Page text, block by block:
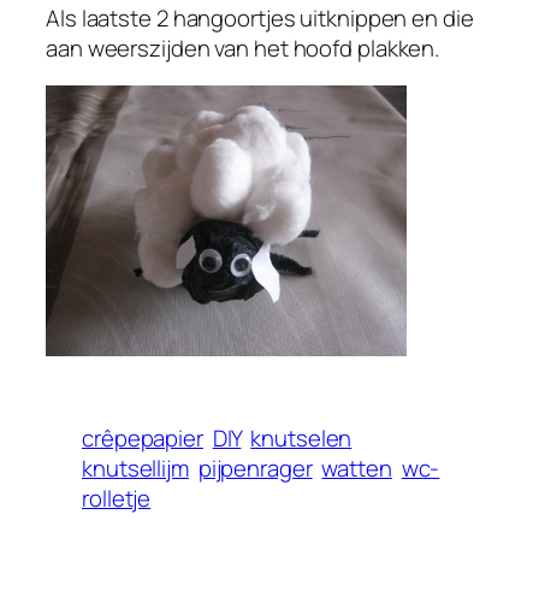
Als laatste 2 hangoortjes uitknippen en die
aan weerszijden van het hoofd plakken.
crêpepapier DIY knutselen
knutsellijm pijpenrager watten wc-
rolletje